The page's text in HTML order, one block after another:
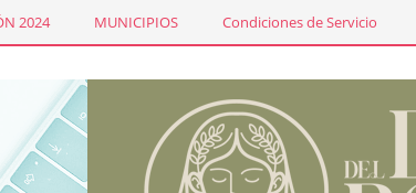
2024 MUNICIPIOS Condiciones de Servicio